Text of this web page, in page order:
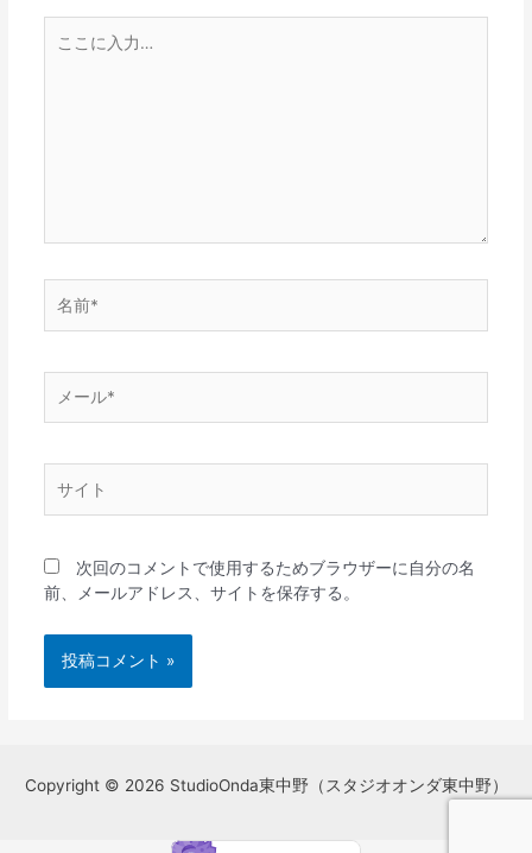
前
ー
次回のコメントで使用するためブラウザーに自分の名
前、メールアドレス、サイトを保存する。
Copyright © 2026 StudioOnda東中野（スタジオオンダ東中野）